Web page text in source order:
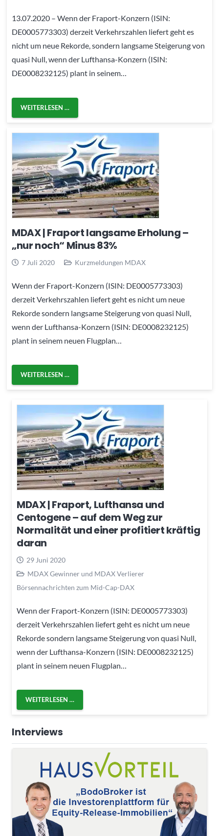
13.07.2020 – Wenn der Fraport-Konzern (ISIN:
DE0005773303) derzeit Verkehrszahlen liefert geht es
nicht um neue Rekorde, sondern langsame Steigerung von
quasi Null, wenn der Lufthansa-Konzern (ISIN:
DE0008232125) plant in seinem…
WEITERLESEN …
MDAX | Fraport langsame Erholung –
„nur noch“ Minus 83%
7 Juli 2020 Kurzmeldungen MDAX
Wenn der Fraport-Konzern (ISIN: DE0005773303)
derzeit Verkehrszahlen liefert geht es nicht um neue
Rekorde sondern langsame Steigerung von quasi Null,
wenn der Lufthansa-Konzern (ISIN: DE0008232125)
plant in seinem neuen Flugplan…
WEITERLESEN …
MDAX | Fraport, Lufthansa und
Centogene – auf dem Weg zur
Normalität und einer profitiert kräftig
daran
29 Juni 2020
MDAX Gewinner und MDAX Verlierer
Börsennachrichten zum Mid-Cap-DAX
Wenn der Fraport-Konzern (ISIN: DE0005773303)
derzeit Verkehrszahlen liefert geht es nicht um neue
Rekorde sondern langsame Steigerung von quasi Null,
wenn der Lufthansa-Konzern (ISIN: DE0008232125)
plant in seinem neuen Flugplan…
WEITERLESEN …
Interviews